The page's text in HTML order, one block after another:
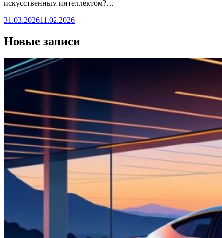
искусственным интеллектом?…
31.03.202611.02.2026
Новые записи